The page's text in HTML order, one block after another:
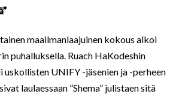
maailmanlaajuinen kokous alkoi
puhalluksella. Ruach HaKodeshin
uskollisten UNIFY -jäsenien ja -perheen
laulaessaan ”Shema” julistaen sitä